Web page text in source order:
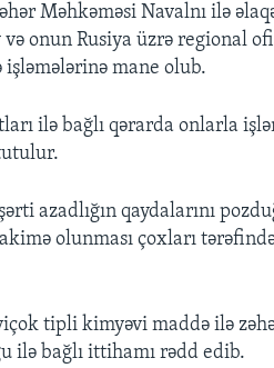
Məhkəməsi Navalnı ilə
onun Rusiya üzrə regional
mane olub.
ilə bağlı qərarda onlarla
azadlığın qaydalarını
olunması çoxları
tipli kimyəvi maddə ilə
ilə bağlı ittihamı rədd edib.